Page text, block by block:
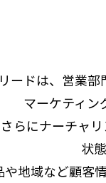
ードは、営業
マーケティン
さらにナーチャ
状
地域など顧客